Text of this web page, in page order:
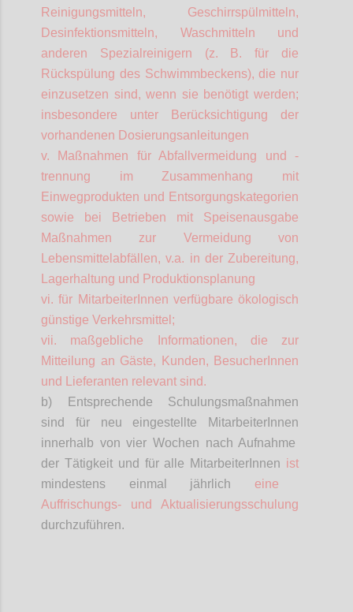
Reinigungsmitteln, Geschirrspülmitteln,
Desinfektionsmitteln, Waschmitteln und
anderen Spezialreinigern (z. B. für die
Rückspülung des Schwimmbeckens), die nur
einzusetzen sind, wenn sie benötigt werden;
insbesondere unter Berücksichtigung der
vorhandenen Dosierungsanleitungen
v. Maßnahmen für Abfallvermeidung und -
trennung im Zusammenhang mit
Einwegprodukten und Entsorgungskategorien
sowie bei Betrieben mit Speisenausgabe
Maßnahmen zur Vermeidung von
Lebensmittelabfällen, v.a. in der Zubereitung,
Lagerhaltung und Produktionsplanung
vi. für MitarbeiterInnen verfügbare ökologisch
günstige Verkehrsmittel;
vii. maßgebliche Informationen, die zur
Mitteilung an Gäste, Kunden, BesucherInnen
und Lieferanten relevant sind.
b) Entsprechende Schulungsmaßnahmen
sind für neu eingestellte
MitarbeiterInnen
innerhalb von vier Wochen nach Aufnahme
der Tätigkeit und für alle MitarbeiterInnen ist
mindestens einmal jährlich eine
Auffrischungs- und Aktualisierungsschulung
durchzuführen.